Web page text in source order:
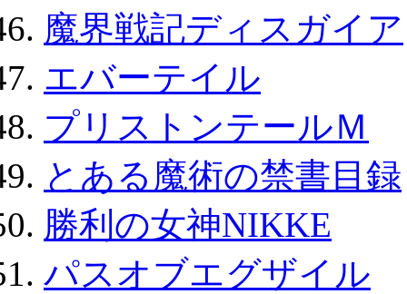
魔界戦記ディスガイア
エバーテイル
プリストンテールＭ
とある魔術の禁書目録
勝利の女神NIKKE
パスオブエグザイル